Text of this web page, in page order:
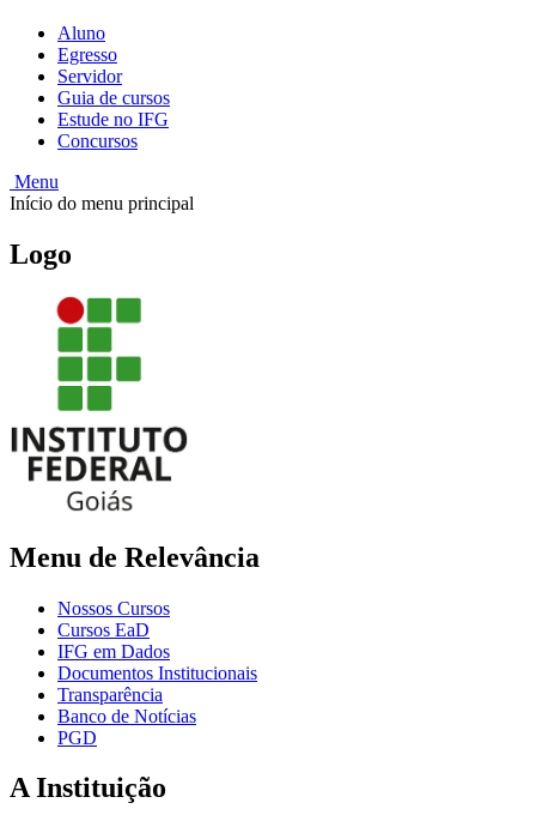
Aluno
Egresso
Servidor
Guia de cursos
Estude no IFG
Concursos
Menu
Início do menu principal
Logo
Menu de Relevância
Nossos Cursos
Cursos EaD
IFG em Dados
Documentos Institucionais
Transparência
Banco de Notícias
PGD
A Instituição